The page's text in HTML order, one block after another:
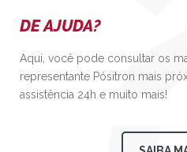
DE AJUDA?
Aqui, você pode consultar os
representante Pósitron mais
assistência 24h e muito mais!